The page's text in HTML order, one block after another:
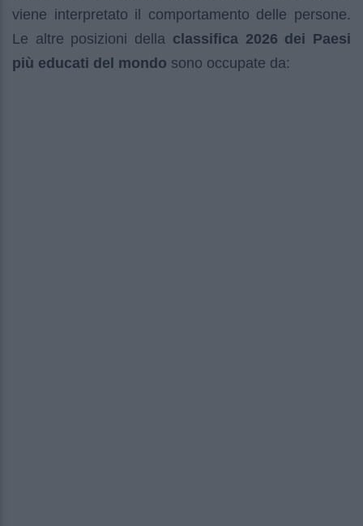
viene interpretato il comportamento delle persone.
Le altre posizioni della classifica 2026 dei Paesi
più educati del mondo sono occupate da: